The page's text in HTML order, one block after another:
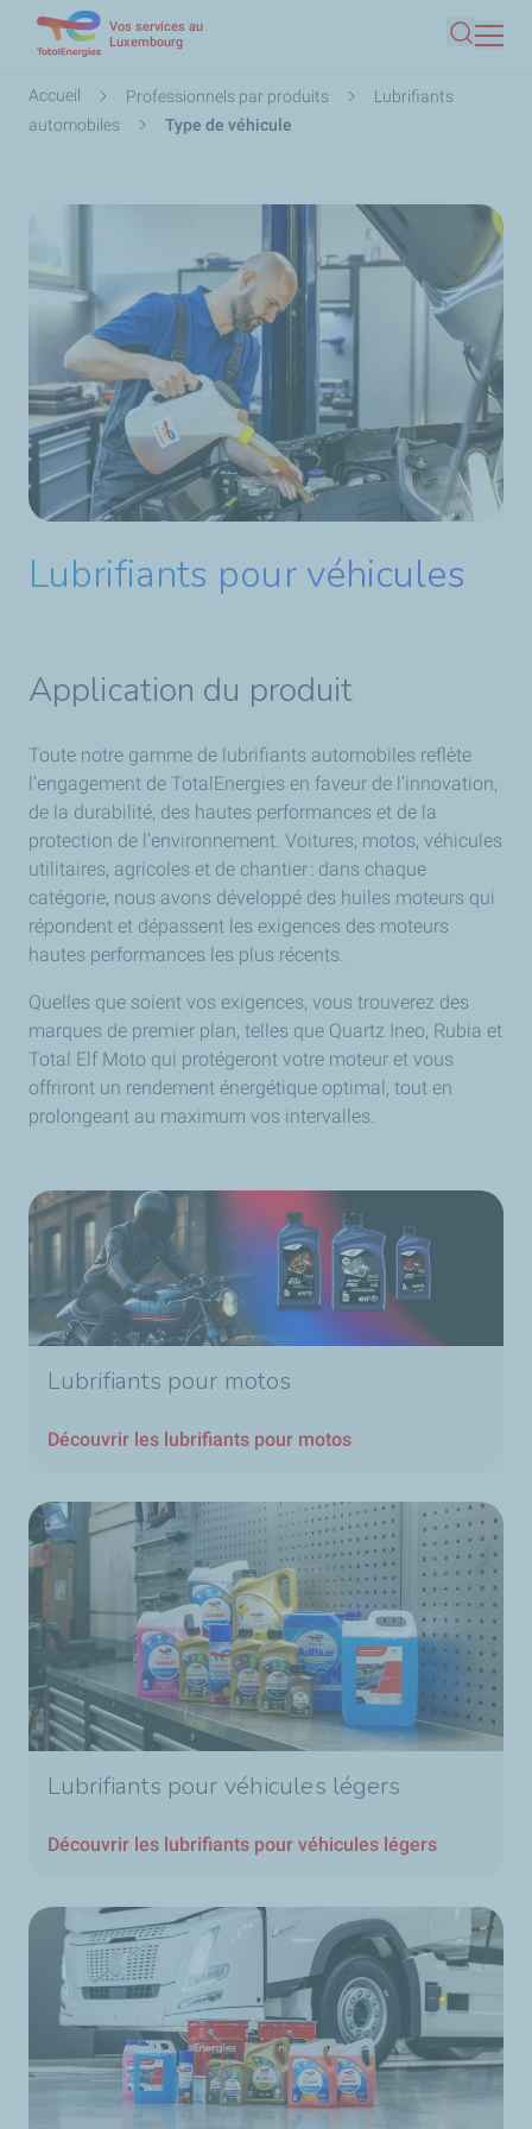
contenu
principal
Vos services au
Luxembourg
Fil
d'Ariane
Accueil Professionnels par produits
Lubrifiants
automobiles
Type de véhicule
Lubrifiants pour véhicules
Application du produit
Toute notre gamme de lubrifiants automobiles reflète
l’engagement de TotalEnergies en faveur de l’innovation,
de la durabilité, des hautes performances et de la
protection de l’environnement. Voitures, motos, véhicules
utilitaires, agricoles et de chantier : dans chaque
catégorie, nous avons développé des huiles moteurs qui
répondent et dépassent les exigences des moteurs
hautes performances les plus récents.
Quelles que soient vos exigences, vous trouverez des
marques de premier plan, telles que Quartz Ineo, Rubia et
Total Elf Moto qui protégeront votre moteur et vous
offriront un rendement énergétique optimal, tout en
prolongeant au maximum vos intervalles.
Lubrifiants pour motos
Découvrir les lubrifiants pour motos
Lubrifiants pour véhicules légers
Découvrir les lubrifiants pour véhicules légers